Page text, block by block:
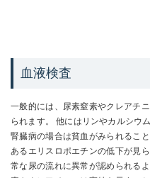
血液検査
一般的には、尿素窒素やクレアチ
られます。 他にはリンやカルシウ
腎臓病の場合は貧血がみられるこ
あるエリスロポエチンの低下が見
常な尿の流れに異常が認められる